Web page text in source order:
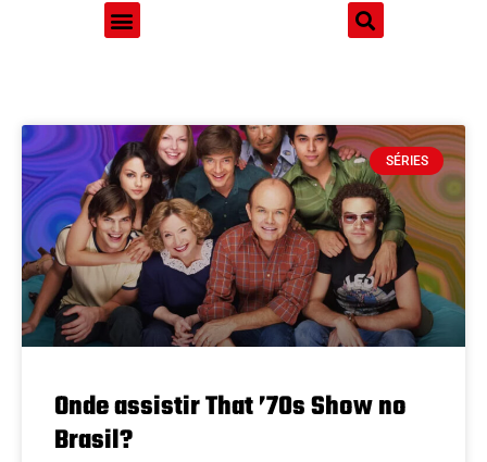
SÉRIES
Onde assistir That ’70s Show no
Brasil?